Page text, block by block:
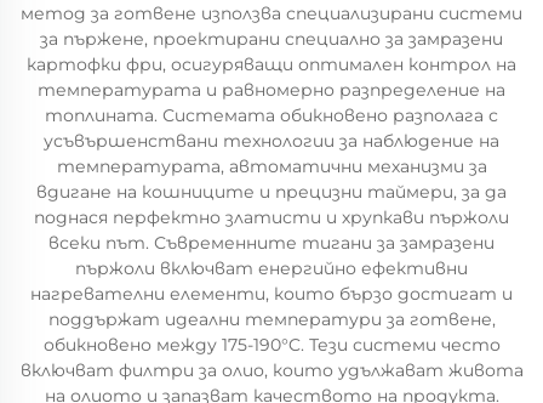
метод за готвене използва специализирани системи
за пържене, проектирани специално за замразени
картофки фри, осигуряващи оптимален контрол на
температурата и равномерно разпределение на
топлината. Системата обикновено разполага с
усъвършенствани технологии за наблюдение на
температурата, автоматични механизми за
вдигане на кошниците и прецизни таймери, за да
поднася перфектно златисти и хрупкави пържоли
всеки път. Съвременните тигани за замразени
пържоли включват енергийно ефективни
нагревателни елементи, които бързо достигат и
поддържат идеални температури за готвене,
обикновено между 175-190°C. Тези системи често
включват филтри за олио, които удължават живота
на олиото и запазват качеството на продукта.